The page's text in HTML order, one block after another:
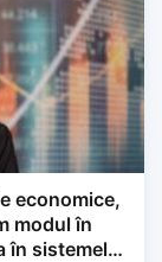
economice,
modul în
în sistemele